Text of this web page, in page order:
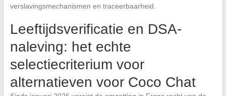
verslavingsmechanismen en traceerbaarheid.
Leeftijdsverificatie en DSA-
naleving: het echte
selectiecriterium voor
alternatieven voor Coco Chat